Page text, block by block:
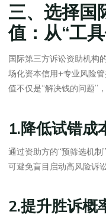
三、选择国
值：从“工
国际第三方诉讼资助机构
场化资本信用+专业风险
值不仅是“解决钱的问题”
1.降低试错成
通过资助方的“预筛选机
可避免盲目启动高风险诉
2.提升胜诉概